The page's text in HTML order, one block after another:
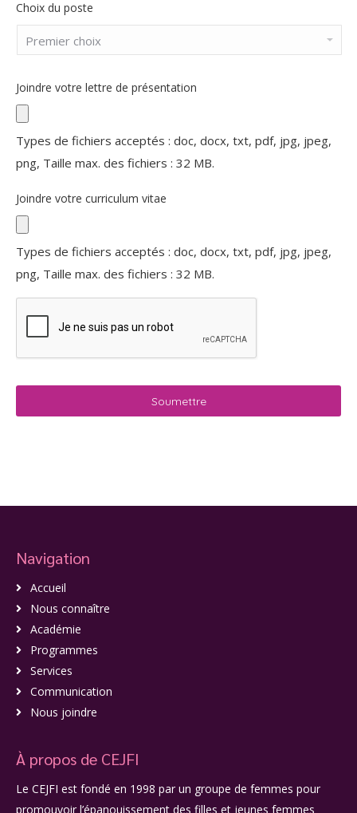
Choix du poste
Joindre votre lettre de présentation
Types de fichiers acceptés : doc, docx, txt, pdf, jpg, jpeg,
png, Taille max. des fichiers : 32 MB.
Joindre votre curriculum vitae
Types de fichiers acceptés : doc, docx, txt, pdf, jpg, jpeg,
png, Taille max. des fichiers : 32 MB.
Navigation
Accueil
Nous connaître
Académie
Programmes
Services
Communication
Nous joindre
À propos de CEJFI
Le CEJFI est fondé en 1998 par un groupe de femmes pour
promouvoir l’épanouissement des filles et jeunes femmes